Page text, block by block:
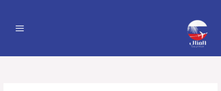
المحتوى